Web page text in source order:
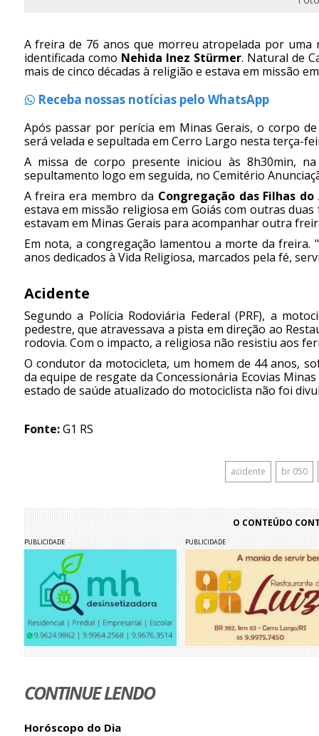
A freira de 76 anos que morreu atropelada por uma
identificada como Nehida Inez Stürmer. Natural de
mais de cinco décadas à religião e estava em missão
Receba nossas notícias pelo WhatsApp
Após passar por perícia em Minas Gerais, o corpo
será velada e sepultada em Cerro Largo nesta terça-
A missa de corpo presente iniciou às 8h30min,
sepultamento logo em seguida, no Cemitério
A freira era membro da Congregação das Filhas
estava em missão religiosa em Goiás com outras
estavam em Minas Gerais para acompanhar outra
Em nota, a congregação lamentou a morte da freira.
anos dedicados à Vida Religiosa, marcados pela fé,
Acidente
Segundo a Polícia Rodoviária Federal (PRF), a
pedestre, que atravessava a pista em direção ao
rodovia. Com o impacto, a religiosa não resistiu aos
O condutor da motocicleta, um homem de 44 anos,
da equipe de resgate da Concessionária Ecovias
estado de saúde atualizado do motociclista não foi
Fonte:G1 RS
acidente br 050
O CONTEÚDO
PUBLICIDADE PUBLICIDADE
CONTINUE LENDO
Horóscopo do Dia